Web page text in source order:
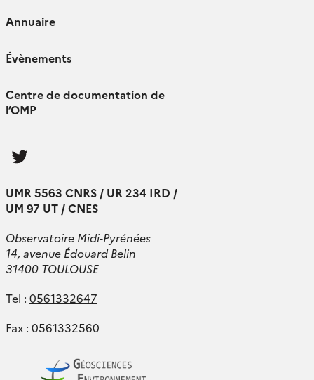
Annuaire
Évènements
Centre de documentation de
l’OMP
UMR 5563 CNRS / UR 234 IRD /
UM 97 UT / CNES
Observatoire Midi-Pyrénées
14, avenue Édouard Belin
31400 TOULOUSE
Tel : 0561332647
Fax : 0561332560